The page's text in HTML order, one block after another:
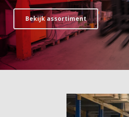
Bekijk assortiment